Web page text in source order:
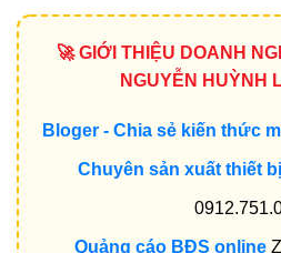
🚀 GIỚI THIỆU DOANH
NGUYỄN HUỲNH
Bloger - Chia sẻ kiến thức
Chuyên sản xuất thiết
Quảng cáo BĐS online